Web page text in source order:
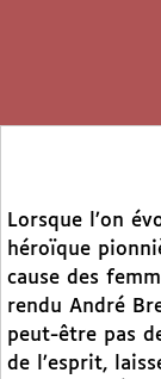
Lorsque l’on
héroïque
cause des
rendu André
peut-être pas
de l’esprit,